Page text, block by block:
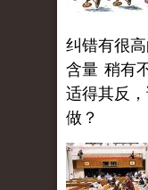
纠错有很
含量 稍有
适得其反
做？